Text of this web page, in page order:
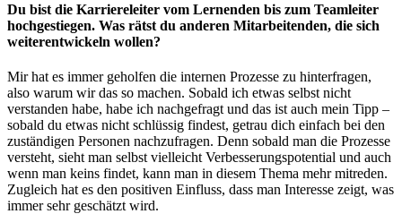
Du bist die Karriereleiter vom Lernenden bis zum Teamleiter
hochgestiegen. Was rätst du anderen Mitarbeitenden, die sich
weiterentwickeln wollen?
Mir hat es immer geholfen die internen Prozesse zu hinterfragen,
also warum wir das so machen. Sobald ich etwas selbst nicht
verstanden habe, habe ich nachgefragt und das ist auch mein Tipp –
sobald du etwas nicht schlüssig findest, getrau dich einfach bei den
zuständigen Personen nachzufragen. Denn sobald man die Prozesse
versteht, sieht man selbst vielleicht Verbesserungspotential und auch
wenn man keins findet, kann man in diesem Thema mehr mitreden.
Zugleich hat es den positiven Einfluss, dass man Interesse zeigt, was
immer sehr geschätzt wird.